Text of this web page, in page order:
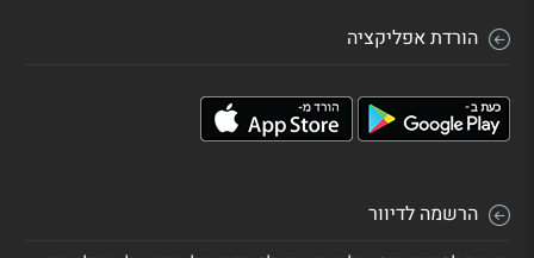
הורדת אפליקציה
הרשמה לדיוור